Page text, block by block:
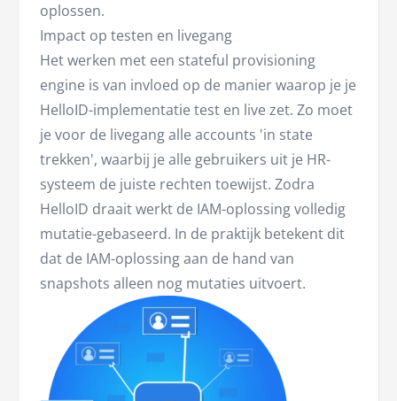
oplossen.
Impact op testen en livegang
Het werken met een stateful provisioning
engine is van invloed op de manier waarop je je
HelloID-implementatie test en live zet. Zo moet
je voor de livegang alle accounts 'in state
trekken', waarbij je alle gebruikers uit je HR-
systeem de juiste rechten toewijst. Zodra
HelloID draait werkt de IAM-oplossing volledig
mutatie-gebaseerd. In de praktijk betekent dit
dat de IAM-oplossing aan de hand van
snapshots alleen nog mutaties uitvoert.